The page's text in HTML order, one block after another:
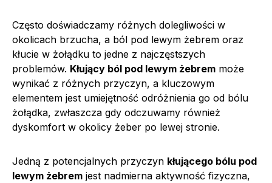
Często doświadczamy różnych dolegliwości w
okolicach brzucha, a ból pod lewym żebrem oraz
kłucie w żołądku to jedne z najczęstszych
problemów. Kłujący ból pod lewym żebrem może
wynikać z różnych przyczyn, a kluczowym
elementem jest umiejętność odróżnienia go od bólu
żołądka, zwłaszcza gdy odczuwamy również
dyskomfort w okolicy żeber po lewej stronie.
Jedną z potencjalnych przyczyn kłującego bólu pod
lewym żebrem jest nadmierna aktywność fizyczna,